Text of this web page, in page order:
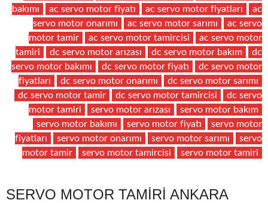
bakımı
ac servo motor fiyatı ac servo motor fiyatları
ac
servo motor onarımı
ac servo motor sarımı
ac servo
motor tamir
ac servo motor tamircisi
ac servo motor
tamiri
dc servo motor arızası dc servo motor bakım
dc
servo motor bakımı
dc servo motor fiyatı
dc servo motor
fiyatları
dc servo motor onarımı
dc servo motor sarımı
dc servo motor tamir
dc servo motor tamircisi
dc servo
motor tamiri
servo motor arızası
servo motor bakım
servo motor bakımı
servo motor fiyatı
servo motor
fiyatları
servo motor onarımı servo motor sarımı
servo
motor tamir
servo motor tamircisi servo motor tamiri
SERVO MOTOR TAMIRI ANKARA